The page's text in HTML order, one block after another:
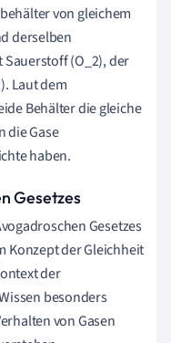
von gleichem
derselben
(O_2), der
Laut dem
Behälter die gleiche
die Gase
haben.
Gesetzes
Gesetzes
Konzept der Gleichheit
der
besonders
von Gasen